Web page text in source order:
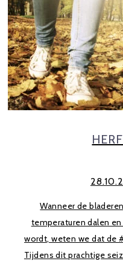
Wanneer de
temperaturen dalen
wordt, weten we dat de
Tijdens dit prachtige